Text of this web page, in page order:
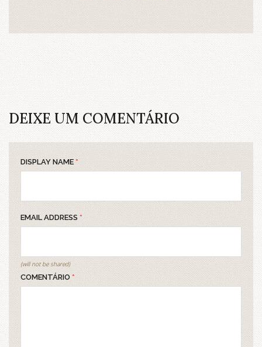
DEIXE UM COMENTÁRIO
DISPLAY NAME *
EMAIL ADDRESS *
(will not be shared)
COMENTÁRIO *